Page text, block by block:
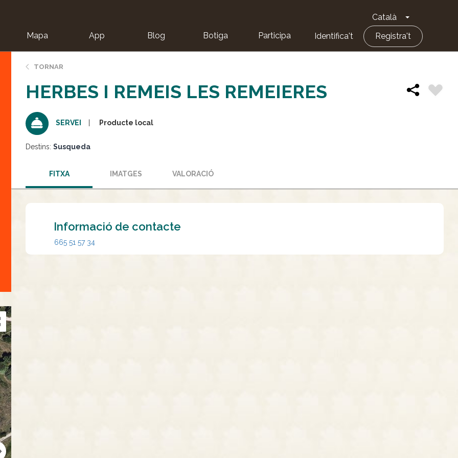
Català Toggle
Mapa App Blog Botiga Participa Identifica't Registra't
TORNAR
HERBES I REMEIS LES REMEIERES
SERVEI Producte local
Destins: Susqueda
FITXA IMATGES VALORACIÓ
Informació de contacte
665 51 57 34